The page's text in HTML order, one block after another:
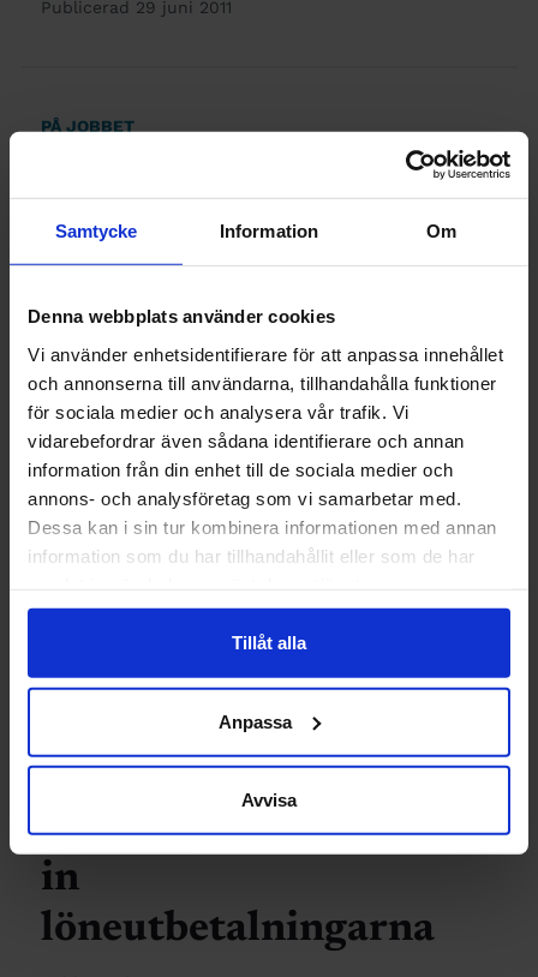
Samtycke Information Om
Denna webbplats använder cookies
Vi använder enhetsidentifierare för att anpassa innehållet
och annonserna till användarna, tillhandahålla funktioner
för sociala medier och analysera vår trafik. Vi
vidarebefordrar även sådana identifierare och annan
information från din enhet till de sociala medier och
annons- och analysföretag som vi samarbetar med.
Dessa kan i sin tur kombinera informationen med annan
information som du har tillhandahållit eller som de har
Tillåt alla
Anpassa
Avvisa
Publicerad 29 juni 2011
PÅ JOBBET
bussen till
nytt jobb
Publicerad 28 juni 2011
INGENJÖREN
Forskare ska
granska
byggolyckor
Saab ställer
in
löneutbetalningarna